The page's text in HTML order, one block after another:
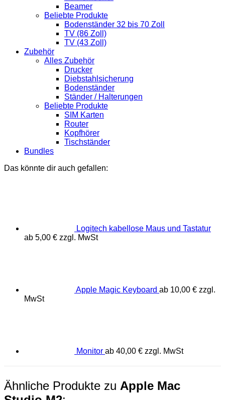
Beamer
Beliebte Produkte
Bodenständer 32 bis 70 Zoll
TV (86 Zoll)
TV (43 Zoll)
Zubehör
Alles Zubehör
Drucker
Diebstahlsicherung
Bodenständer
Ständer / Halterungen
Beliebte Produkte
SIM Karten
Router
Kopfhörer
Tischständer
Bundles
Das könnte dir auch gefallen:
Logitech kabellose Maus und Tastatur
ab 5,00 € zzgl. MwSt
Apple Magic Keyboard ab 10,00 € zzgl.
MwSt
Monitor ab 40,00 € zzgl. MwSt
Ähnliche Produkte zu Apple Mac